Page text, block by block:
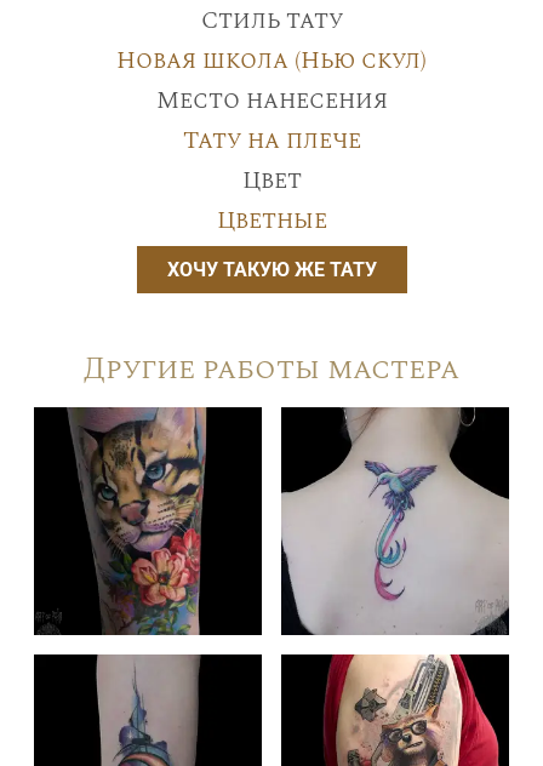
Стиль тату
Новая школа (Нью скул)
Место нанесения
Тату на плече
Цвет
Цветные
ХОЧУ ТАКУЮ ЖЕ ТАТУ
Другие работы мастера